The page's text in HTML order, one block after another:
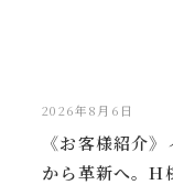
2026年8月6日
《お客様紹介
から革新へ。H